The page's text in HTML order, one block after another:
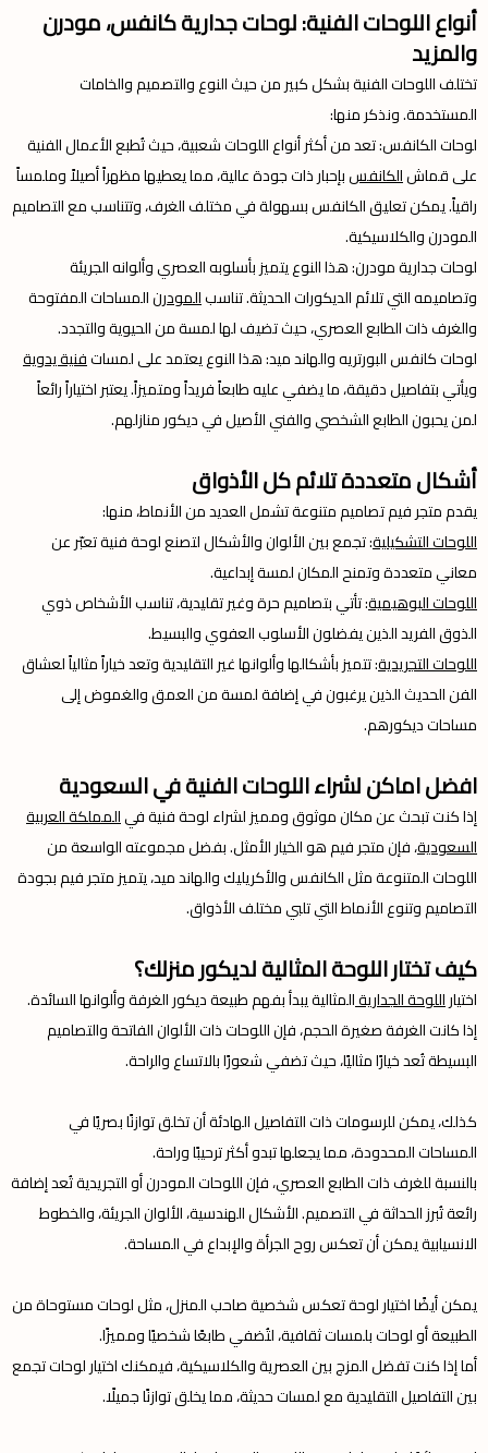
أنواع اللوحات الفنية: لوحات جدارية كانفس، مودرن
والمزيد
تختلف اللوحات الفنية بشكل كبير من حيث النوع والتصميم والخامات
المستخدمة. ونذكر منها:
لوحات الكانفس: تعد من أكثر أنواع اللوحات شعبية، حيث تُطبع الأعمال الفنية
على قماشالكانفسبإحبار ذات جودة عالية، مما يعطيها مظهراً أصيلاً وملمساً
راقياً. يمكن تعليق الكانفس بسهولة في مختلف الغرف، وتتناسب مع التصاميم
المودرن والكلاسيكية.
لوحات جدارية مودرن: هذا النوع يتميز بأسلوبه العصري وألوانه الجريئة
وتصاميمه التي تلائم الديكورات الحديثة. تناسبالمودرنالمساحات المفتوحة
والغرف ذات الطابع العصري، حيث تضيف لها لمسة من الحيوية والتجدد.
لوحات كانفس البورتريه والهاند ميد: هذا النوع يعتمد على لمساتفنية يدوية
ويأتي بتفاصيل دقيقة، ما يضفي عليه طابعاً فريداً ومتميزاً. يعتبر اختياراً رائعاً
لمن يحبون الطابع الشخصي والفني الأصيل في ديكور منازلهم.
أشكال متعددة تلائم كل الأذواق
يقدم متجر فيم تصاميم متنوعة تشمل العديد من الأنماط، منها:
اللوحات التشكيلية: تجمع بين الألوان والأشكال لتصنع لوحة فنية تعبّر عن
معاني متعددة وتمنح المكان لمسة إبداعية.
اللوحات البوهيمية: تأتي بتصاميم حرة وغير تقليدية، تناسب الأشخاص ذوي
الذوق الفريد الذين يفضلون الأسلوب العفوي والبسيط.
اللوحات التجريدية: تتميز بأشكالها وألوانها غير التقليدية وتعد خياراً مثالياً لعشاق
الفن الحديث الذين يرغبون في إضافة لمسة من العمق والغموض إلى
مساحات ديكورهم.
افضل اماكن لشراء اللوحات الفنية في السعودية
إذا كنت تبحث عن مكان موثوق ومميز لشراء لوحة فنية فيالمملكة العربية
السعودية، فإن متجر فيم هو الخيار الأمثل. بفضل مجموعته الواسعة من
اللوحات المتنوعة مثل الكانفس والأكريليك والهاند ميد، يتميز متجر فيم بجودة
التصاميم وتنوع الأنماط التي تلبي مختلف الأذواق.
كيف تختار اللوحة المثالية لديكور منزلك؟
اختياراللوحة الجداريةالمثالية يبدأ بفهم طبيعة ديكور الغرفة وألوانها السائدة.
إذا كانت الغرفة صغيرة الحجم، فإن اللوحات ذات الألوان الفاتحة والتصاميم
البسيطة تُعد خيارًا مثاليًا، حيث تضفي شعورًا بالاتساع والراحة.
كذلك، يمكن للرسومات ذات التفاصيل الهادئة أن تخلق توازنًا بصريًا في
المساحات المحدودة، مما يجعلها تبدو أكثر ترحيبًا وراحة.
بالنسبة للغرف ذات الطابع العصري، فإن اللوحات المودرن أو التجريدية تُعد إضافة
رائعة تُبرز الحداثة في التصميم. الأشكال الهندسية، الألوان الجريئة، والخطوط
الانسيابية يمكن أن تعكس روح الجرأة والإبداع في المساحة.
يمكن أيضًا اختيار لوحة تعكس شخصية صاحب المنزل، مثل لوحات مستوحاة من
الطبيعة أو لوحات بلمسات ثقافية، لتُضفي طابعًا شخصيًا ومميزًا.
أما إذا كنت تفضل المزج بين العصرية والكلاسيكية، فيمكنك اختيار لوحات تجمع
بين التفاصيل التقليدية مع لمسات حديثة، مما يخلق توازنًا جميلًا.